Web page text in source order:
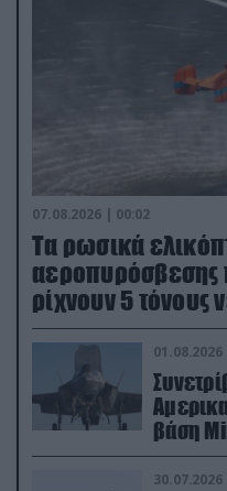
07.08.2026 | 00:02
Τα ρωσικά
αεροπυρόσβεσης
ρίχνουν 5
01.08.2026
βάση
30.07.2026